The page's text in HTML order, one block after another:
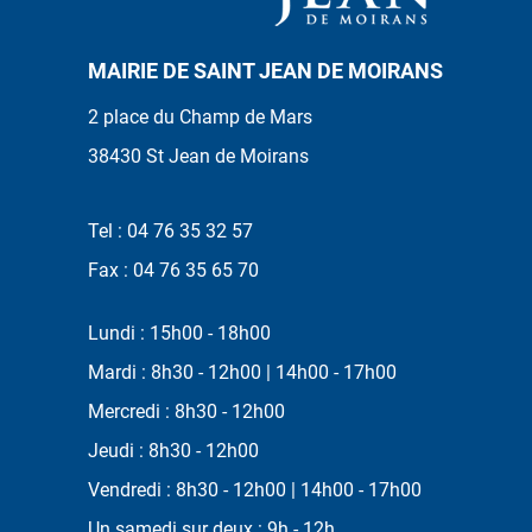
MAIRIE DE SAINT JEAN DE MOIRANS
2 place du Champ de Mars
38430 St Jean de Moirans
Tel : 04 76 35 32 57
Fax : 04 76 35 65 70
Lundi : 15h00 - 18h00
Mardi : 8h30 - 12h00 | 14h00 - 17h00
Mercredi : 8h30 - 12h00
Jeudi : 8h30 - 12h00
Vendredi : 8h30 - 12h00 | 14h00 - 17h00